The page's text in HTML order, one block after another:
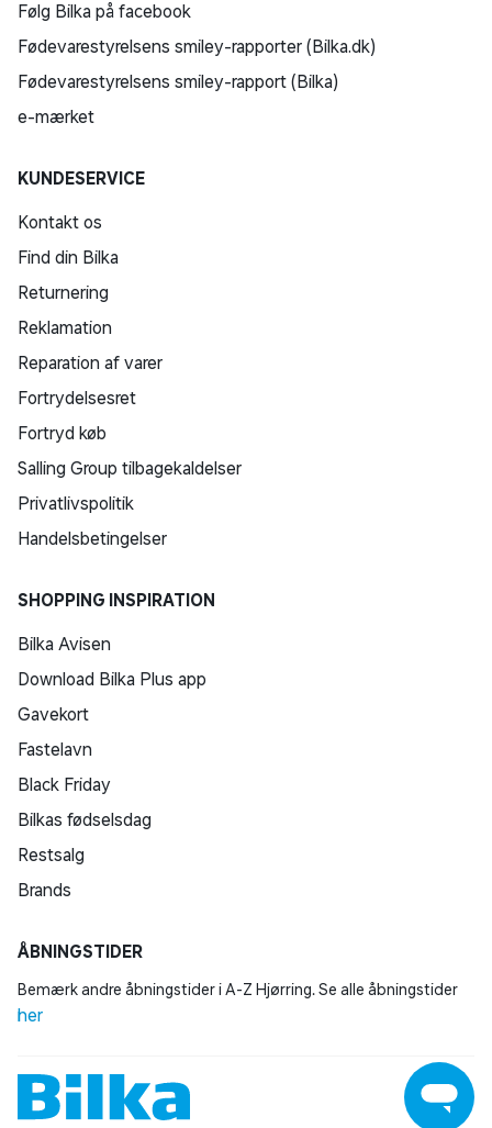
Følg Bilka på facebook
Fødevarestyrelsens smiley-rapporter (Bilka.dk)
Fødevarestyrelsens smiley-rapport (Bilka)
e-mærket
KUNDESERVICE
Kontakt os
Find din Bilka
Returnering
Reklamation
Reparation af varer
Fortrydelsesret
Fortryd køb
Salling Group tilbagekaldelser
Privatlivspolitik
Handelsbetingelser
SHOPPING INSPIRATION
Bilka Avisen
Download Bilka Plus app
Gavekort
Fastelavn
Black Friday
Bilkas fødselsdag
Restsalg
Brands
ÅBNINGSTIDER
Bemærk andre åbningstider i A-Z Hjørring. Se alle åbningstider
her